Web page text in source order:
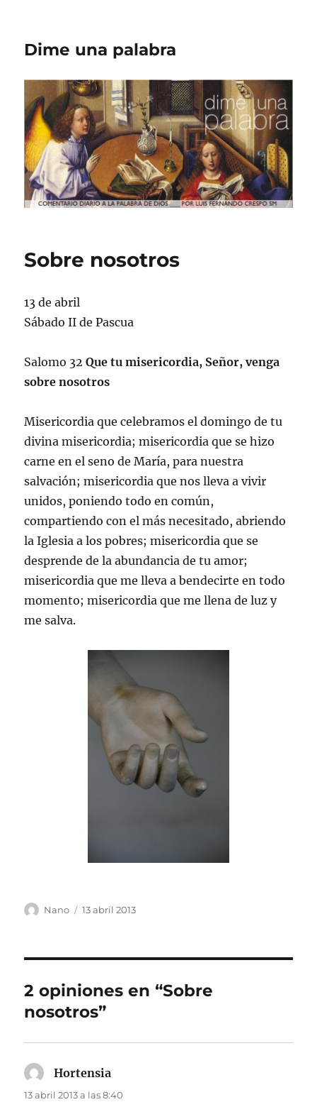
Dime una palabra
Sobre nosotros
13 de abril
Sábado II de Pascua
Salomo 32Que tu misericordia, Señor, venga
sobre nosotros
Misericordia que celebramos el domingo de tu
divina misericordia; misericordia que se hizo
carne en el seno de María, para nuestra
salvación; misericordia que nos lleva a vivir
unidos, poniendo todo en común,
compartiendo con el más necesitado, abriendo
la Iglesia a los pobres; misericordia que se
desprende de la abundancia de tu amor;
misericordia que me lleva a bendecirte en todo
momento; misericordia que me llena de luz y
me salva.
Autor
Nano
Publicado
13 abril 2013
2 opiniones en “Sobre
nosotros”
Hortensia
13 abril 2013 a las 8:40